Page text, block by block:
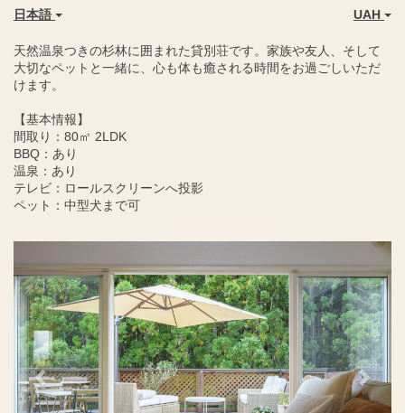
日本語 UAH
天然温泉つきの杉林に囲まれた貸別荘です。家族や友人、そして
大切なペットと一緒に、心も体も癒される時間をお過ごしいただ
けます。
【基本情報】
間取り：80㎡ 2LDK
BBQ：あり
温泉：あり
テレビ：ロールスクリーンへ投影
ペット：中型犬まで可
Next